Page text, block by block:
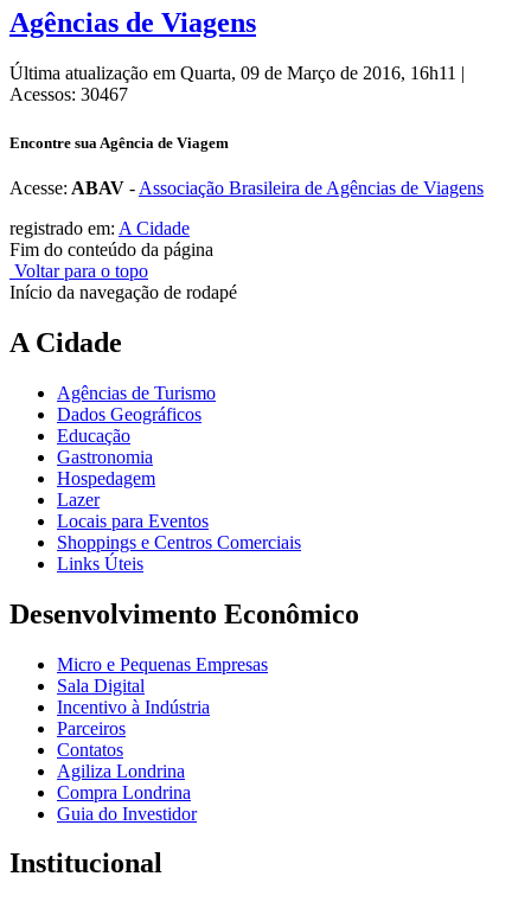
Agências de Viagens
Última atualização em Quarta, 09 de Março de 2016, 16h11 |
Acessos: 30467
Encontre sua Agência de Viagem
Acesse: ABAV - Associação Brasileira de Agências de Viagens
registrado em: A Cidade
Fim do conteúdo da página
Voltar para o topo
Início da navegação de rodapé
A Cidade
Agências de Turismo
Dados Geográficos
Educação
Gastronomia
Hospedagem
Lazer
Locais para Eventos
Shoppings e Centros Comerciais
Links Úteis
Desenvolvimento Econômico
Micro e Pequenas Empresas
Sala Digital
Incentivo à Indústria
Parceiros
Contatos
Agiliza Londrina
Compra Londrina
Guia do Investidor
Institucional